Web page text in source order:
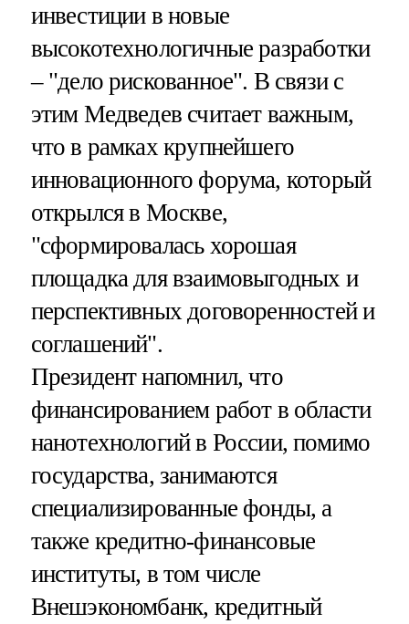
инвестиции в новые
высокотехнологичные разработки
– "дело рискованное". В связи с
этим Медведев считает важным,
что в рамках крупнейшего
инновационного форума, который
открылся в Москве,
"сформировалась хорошая
площадка для взаимовыгодных и
перспективных договоренностей и
соглашений".
Президент напомнил, что
финансированием работ в области
нанотехнологий в России, помимо
государства, занимаются
специализированные фонды, а
также кредитно-финансовые
институты, в том числе
Внешэкономбанк, кредитный